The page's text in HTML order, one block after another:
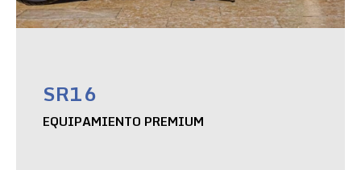
SR16
EQUIPAMIENTO PREMIUM